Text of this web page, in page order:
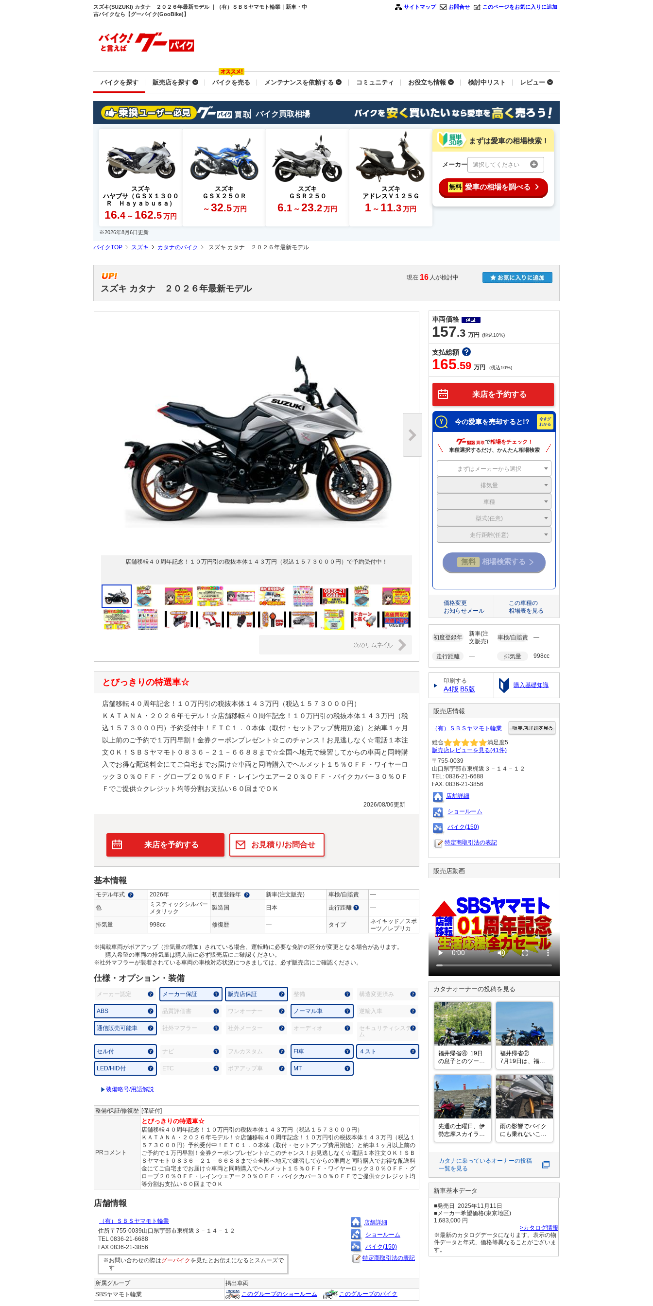
スズキ(SUZUKI) カタナ ２０２６年最新モデル ｜（有）ＳＢＳヤマモト輪業｜新車・中
古バイクなら【グーバイク(GooBike)】
サイトマップ お問合せ このページをお気に入りに追加
バイクを探す 販売店を探す バイクを売る メンテナンスを依頼する コミュニティ お役立ち情報 検討中リスト レビュー
バイク買取相場
スズキ
ハヤブサ（ＧＳＸ１３００
Ｒ Ｈａｙａｂｕｓａ）
16.4 ～ 162.5 万円
スズキ
ＧＳＸ２５０Ｒ
～ 32.5 万円
スズキ
ＧＳＲ２５０
6.1 ～ 23.2 万円
スズキ
アドレスＶ１２５Ｇ
1 ～ 11.3 万円
まずは愛車の相場検索！
メーカー 選択してください
無料 愛車の相場を調べる
※2026年8月6日更新
バイクTOP スズキ カタナのバイク スズキ カタナ ２０２６年最新モデル
現在 16 人が検討中
スズキ カタナ ２０２６年最新モデル
店舗移転４０周年記念！１０万円引の税抜本体１４３万円（税込１５７３０００円）で予約受付中！
とびっきりの特選車☆
店舗移転４０周年記念！１０万円引の税抜本体１４３万円（税込１５７３０００円）
ＫＡＴＡＮＡ・２０２６年モデル！☆店舗移転４０周年記念！１０万円引の税抜本体１４３万円（税
込１５７３０００円）予約受付中！ＥＴＣ１．０本体（取付・セットアップ費用別途）と納車１ヶ月
以上前のご予約で１万円早割！金券クーポンプレゼント☆このチャンス！お見逃しなく☆電話１本注
文ＯＫ！ＳＢＳヤマモト０８３６－２１－６６８８まで☆全国へ地元で練習してからの車両と同時購
入でお得な配送料金にてご自宅までお届け☆車両と同時購入でヘルメット１５％ＯＦＦ・ワイヤーロ
ック３０％ＯＦＦ・グローブ２０％ＯＦＦ・レインウエアー２０％ＯＦＦ・バイクカバー３０％ＯＦ
Ｆでご提供☆クレジット均等分割お支払い６０回までＯＫ
2026/08/06更新
来店を予約する お見積り/お問合せ
基本情報
モデル年式 2026年 初度登録年 新車(注文販売) 車検/自賠責
―
色
ミスティックシルバー
メタリック
製造国 日本 走行距離 ―
排気量 998cc 修復歴 ― タイプ
ネイキッド／スポ
ーツ／レプリカ
※掲載車両がボアアップ（排気量の増加）されている場合、運転時に必要な免許の区分が変更となる場合があります。
購入希望の車両の排気量は購入前に必ず販売店にご確認ください。
※社外マフラーが装着されている車両の車検対応状況につきましては、必ず販売店にご確認ください。
仕様・オプション・装備
メーカー認定 メーカー保証 販売店保証 整備 構造変更済み
ABS 品質評価書 ワンオーナー ノーマル車 逆輸入車
通信販売可能車 社外マフラー 社外メーター オーディオ
セキュリティシステ
ム
セル付 ナビ フルカスタム FI車 ４スト
LED/HID付 ETC ボアアップ車 MT
装備略号/用語解説
整備/保証/修復歴 [保証付]
PRコメント
とびっきりの特選車☆
店舗移転４０周年記念！１０万円引の税抜本体１４３万円（税込１５７３０００円）
ＫＡＴＡＮＡ・２０２６年モデル！☆店舗移転４０周年記念！１０万円引の税抜本体１４３万円（税込１
５７３０００円）予約受付中！ＥＴＣ１．０本体（取付・セットアップ費用別途）と納車１ヶ月以上前の
ご予約で１万円早割！金券クーポンプレゼント☆このチャンス！お見逃しなく☆電話１本注文ＯＫ！ＳＢ
Ｓヤマモト０８３６－２１－６６８８まで☆全国へ地元で練習してからの車両と同時購入でお得な配送料
金にてご自宅までお届け☆車両と同時購入でヘルメット１５％ＯＦＦ・ワイヤーロック３０％ＯＦＦ・グ
ローブ２０％ＯＦＦ・レインウエアー２０％ＯＦＦ・バイクカバー３０％ＯＦＦでご提供☆クレジット均
等分割お支払い６０回までＯＫ
店舗情報
（有）ＳＢＳヤマモト輪業
住所〒755-0039山口県宇部市東梶返３－１４－１２
TEL 0836-21-6688
FAX 0836-21-3856
※お問い合わせの際はグーバイク を見たとお伝えになるとスムーズで
す
店舗詳細
ショールーム
バイク(150)
特定商取引法の表記
所属グループ
掲出車両
SBSヤマモト輪業
このグループのショールーム このグループのバイク
車両価格
157.3 万円 (税込10%)
支払総額
165.59 万円 (税込10%)
来店を予約する
今の愛車を売却すると!?
で相場をチェック！
車種選択するだけ、かんたん相場検索
まずはメーカーから選択
排気量
車種
型式(任意)
走行距離(任意)
価格変更
お知らせメール
この車種の
相場表を見る
初度登録年
新車(注
文販売)
車検/自賠責 ―
走行距離 ― 排気量 998cc
印刷する
A4版 B5版 購入基礎知識
販売店情報
（有）ＳＢＳヤマモト輪業
総合 満足度5
販売店レビューを見る(41件)
〒755-0039
山口県宇部市東梶返３－１４－１２
TEL: 0836-21-6688
FAX: 0836-21-3856
店舗詳細
ショールーム
バイク(150)
特定商取引法の表記
販売店動画
カタナオーナーの投稿を見る
福井帰省④  19日
の息子とのツーか
ら
7月20日は、朝6時
に出て東京へバイ
ク帰京⁉️
夏の都心部でリッ
ターバイクはキツ
イので、
250Rに乗換え持
っていきます。
しかしこの暑さで
福井帰省②
7月19日は、福井
帰省で早朝から息
子とツー。
珍しく休みも合
い、海見ながらの
朝食ツーに。
コンビニ飯だけ
ど、海見ながらの
コーヒーとサンド
イッチ最高。飲み
ながら
先週の土曜日、伊
勢志摩スカイライ
ンの展望台で休憩
kATANAが来まし
た。なんか見たこ
とのあるkATANA
ンスタをフォロー
している関東の
kumaguroさんで
した😆
紀伊半島
雨の影響でバイク
にも乗れないこと
から、カタナの下
暇つぶしだが、雨
カタナに乗っているオーナーの投稿
一覧を見る
新車基本データ
■発売日 2025年11月11日
■メーカー希望価格(東京地区)
1,683,000 円
>カタログ情報
※最新のカタログデータになります。表示の物
件データと年式、価格等異なることがございま
す。